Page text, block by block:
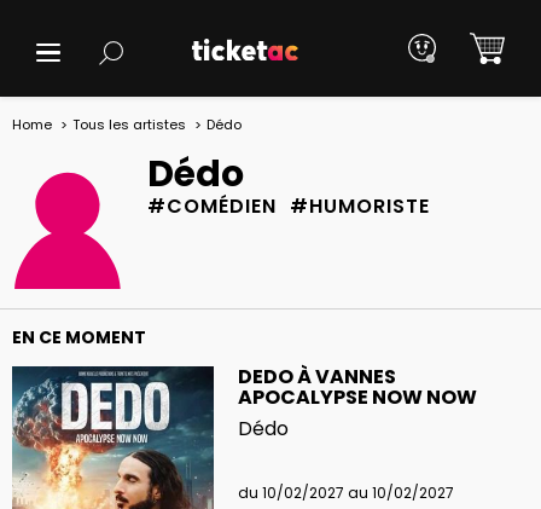
Home Tous les artistes Dédo
Dédo
#COMÉDIEN #HUMORISTE
EN CE MOMENT
DEDO À VANNES
APOCALYPSE NOW NOW
Dédo
du 10/02/2027 au 10/02/2027